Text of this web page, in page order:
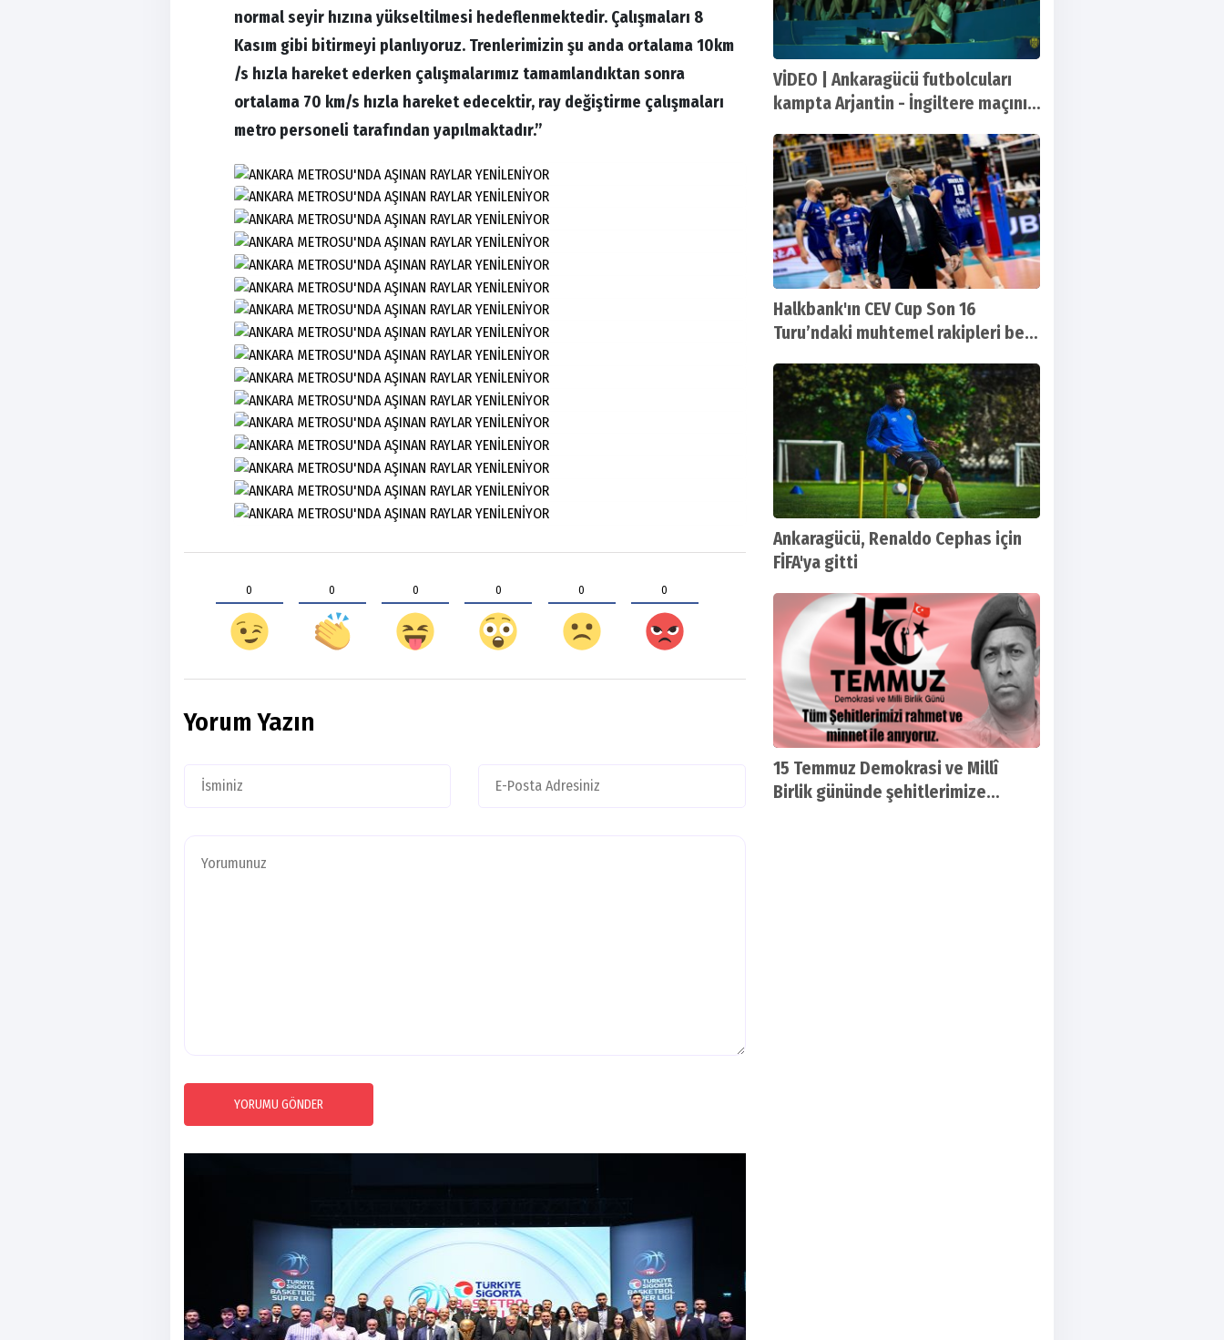
normal seyir hızına yükseltilmesi hedeflenmektedir. Çalışmaları 8
Kasım gibi bitirmeyi planlıyoruz. Trenlerimizin şu anda ortalama 10km
/s hızla hareket ederken çalışmalarımız tamamlandıktan sonra
ortalama 70 km/s hızla hareket edecektir, ray değiştirme çalışmaları
metro personeli tarafından yapılmaktadır.”
0 0 0 0 0 0
Yorum Yazın
YORUMU GÖNDER
VİDEO | Ankaragücü futbolcuları
kampta Arjantin - İngiltere maçını
Halkbank'ın CEV Cup Son 16
Turu’ndaki muhtemel rakipleri belli
Ankaragücü, Renaldo Cephas için
FİFA'ya gitti
15 Temmuz Demokrasi ve Millî
Birlik gününde şehitlerimize